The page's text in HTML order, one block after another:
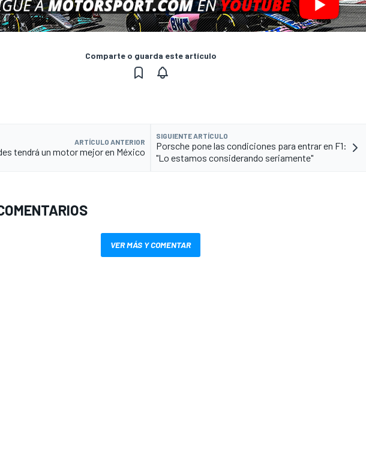
Comparte o guarda este artículo
ARTÍCULO ANTERIOR
tendrá un motor mejor en México
SIGUIENTE ARTÍCULO
Porsche pone las condiciones para entrar en F1:
"Lo estamos considerando seriamente"
VER MÁS Y COMENTAR